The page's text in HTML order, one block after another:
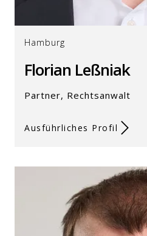
Hamburg
Florian Leßniak
Partner, Rechtsanwalt
Ausführliches Profil